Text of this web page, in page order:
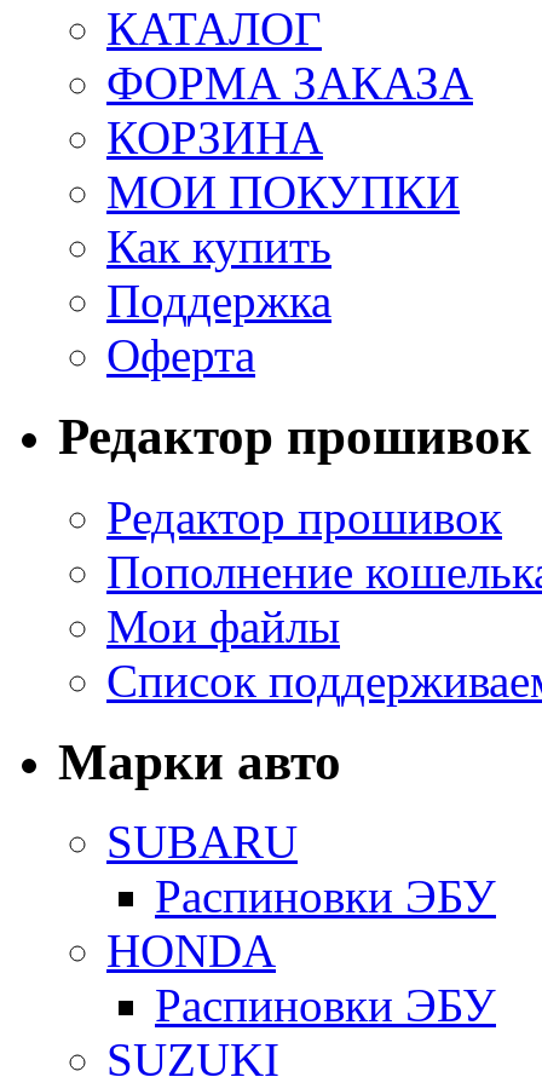
КАТАЛОГ
ФОРМА ЗАКАЗА
КОРЗИНА
МОИ ПОКУПКИ
Как купить
Поддержка
Оферта
Редактор прошивок
Редактор прошивок
Пополнение
Мои файлы
Список
Марки авто
SUBARU
Распиновки ЭБУ
HONDA
Распиновки ЭБУ
SUZUKI